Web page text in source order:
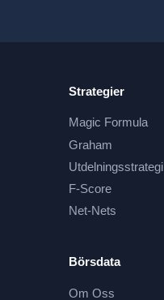
Strategier
Magic Formula
Graham
Utdelningsstrategi
F-Score
Net-Nets
Börsdata
Om Oss